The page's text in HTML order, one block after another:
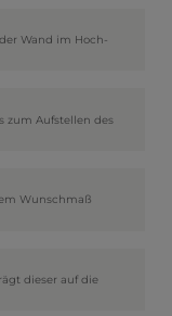
Wand im Hoch-
zum Aufstellen des
Wunschmaß
dieser auf die